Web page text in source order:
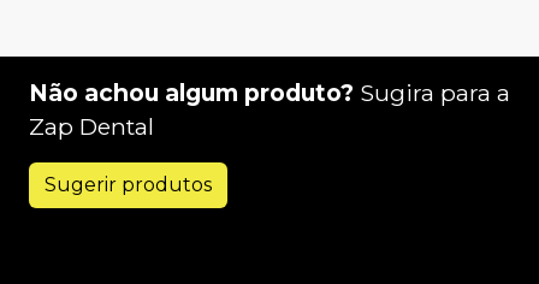
Não achou algum produto? Sugira para a
Zap Dental
Sugerir produtos